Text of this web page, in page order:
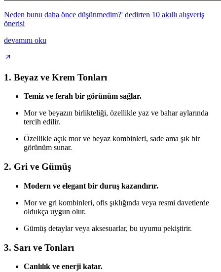
Neden bunu daha önce düşünmedim?' dedirten 10 akıllı alışveriş
önerisi
devamını oku
1. Beyaz ve Krem Tonları
Temiz ve ferah bir görünüm sağlar.
Mor ve beyazın birlikteliği, özellikle yaz ve bahar aylarında
tercih edilir.
Özellikle açık mor ve beyaz kombinleri, sade ama şık bir
görünüm sunar.
2. Gri ve Gümüş
Modern ve elegant bir duruş kazandırır.
Mor ve gri kombinleri, ofis şıklığında veya resmi davetlerde
oldukça uygun olur.
Gümüş detaylar veya aksesuarlar, bu uyumu pekiştirir.
3. Sarı ve Tonları
Canlılık ve enerji katar.